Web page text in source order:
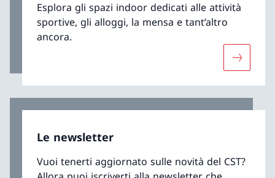
Esplora gli spazi indoor dedicati alle attività
sportive, gli alloggi, la mensa e tant’altro
ancora.
Le newsletter
Vuoi tenerti aggiornato sulle novità del CST?